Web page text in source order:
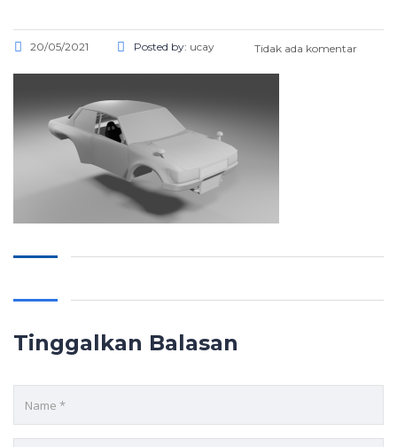
20/05/2021 Posted by: ucay Tidak ada komentar
Tinggalkan Balasan